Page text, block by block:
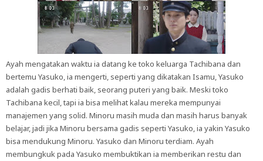
Ayah mengatakan waktu ia datang ke toko keluarga Tachibana dan
bertemu Yasuko, ia mengerti, seperti yang dikatakan Isamu, Yasuko
adalah gadis berhati baik, seorang puteri yang baik. Meski toko
Tachibana kecil, tapi ia bisa melihat kalau mereka mempunyai
manajemen yang solid. Minoru masih muda dan masih harus banyak
belajar, jadi jika Minoru bersama gadis seperti Yasuko, ia yakin Yasuko
bisa mendukung Minoru. Yasuko dan Minoru terdiam. Ayah
membungkuk pada Yasuko membuktikan ia memberikan restu dan